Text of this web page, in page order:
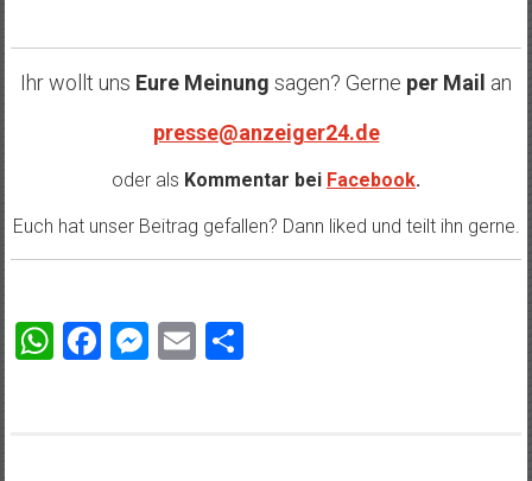
Ihr wollt uns Eure Meinung sagen? Gerne per Mail an
presse@anzeiger24.de
oder als Kommentar bei Facebook.
Euch hat unser Beitrag gefallen? Dann liked und teilt ihn gerne.
WhatsApp
Facebook
Messenger
EmailTeilen